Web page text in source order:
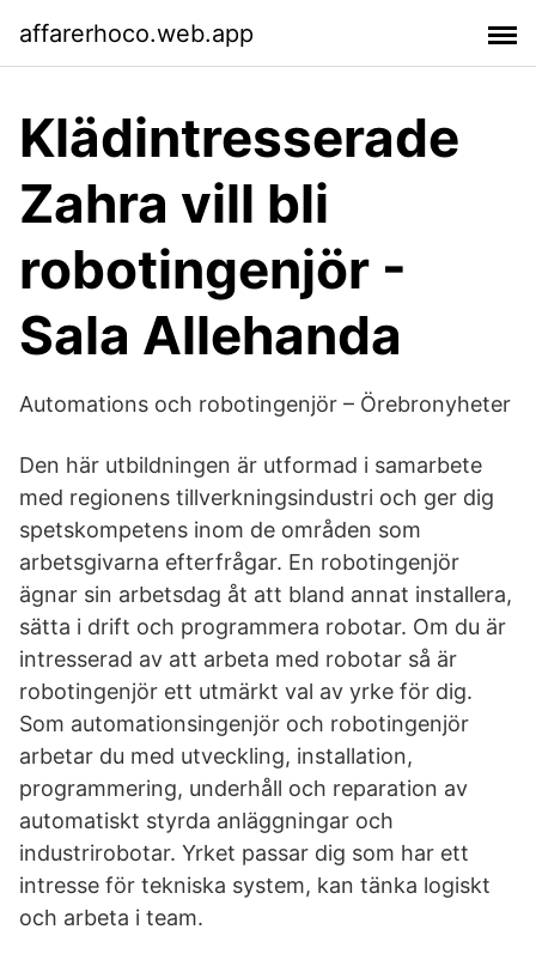
affarerhoco.web.app
Klädintresserade
Zahra vill bli
robotingenjör -
Sala Allehanda
Automations och robotingenjör – Örebronyheter
Den här utbildningen är utformad i samarbete
med regionens tillverkningsindustri och ger dig
spetskompetens inom de områden som
arbetsgivarna efterfrågar. En robotingenjör
ägnar sin arbetsdag åt att bland annat installera,
sätta i drift och programmera robotar. Om du är
intresserad av att arbeta med robotar så är
robotingenjör ett utmärkt val av yrke för dig.
Som automationsingenjör och robotingenjör
arbetar du med utveckling, installation,
programmering, underhåll och reparation av
automatiskt styrda anläggningar och
industrirobotar. Yrket passar dig som har ett
intresse för tekniska system, kan tänka logiskt
och arbeta i team.